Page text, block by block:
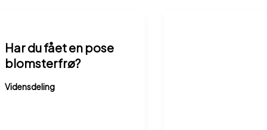
Har du fået en pose
blomsterfrø?
Vidensdeling